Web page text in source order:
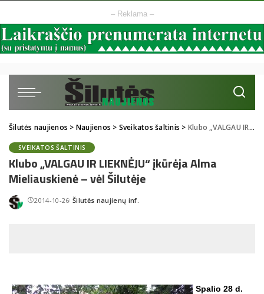
– Reklama –
Šilutės naujienos > Naujienos > Sveikatos šaltinis > Klubo „VALGAU IR LIEKNĖJU“ įkūrėja Alma Mieliauskienė – vėl Šilutėje
SVEIKATOS ŠALTINIS
Klubo „VALGAU IR LIEKNĖJU“ įkūrėja Alma
Mieliauskienė – vėl Šilutėje
2014-10-26Posted
Šilutės naujienų inf.
Spalio 28 d.